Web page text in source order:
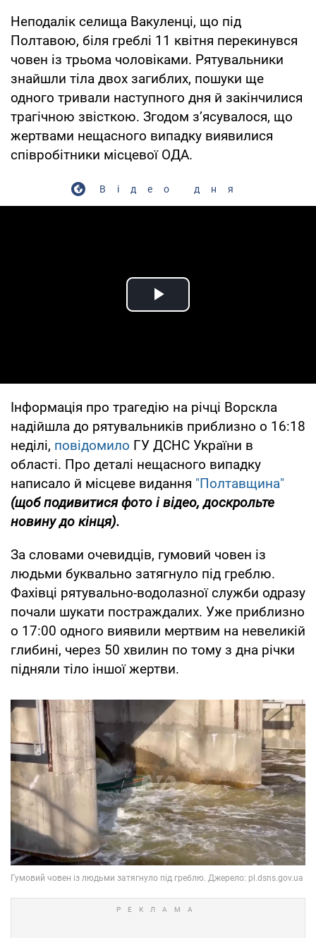
Неподалік селища Вакуленці, що під
Полтавою, біля греблі 11 квітня перекинувся
човен із трьома чоловіками. Рятувальники
знайшли тіла двох загиблих, пошуки ще
одного тривали наступного дня й закінчилися
трагічною звісткою. Згодом з’ясувалося, що
жертвами нещасного випадку виявилися
співробітники місцевої ОДА.
Відео дня
Play Video
Інформація про трагедію на річці Ворскла
надійшла до рятувальників приблизно о 16:18
неділі, повідомило ГУ ДСНС України в
області. Про деталі нещасного випадку
написало й місцеве видання "Полтавщина"
(щоб подивитися фото і відео, доскрольте
новину до кінця).
За словами очевидців, гумовий човен із
людьми буквально затягнуло під греблю.
Фахівці рятувально-водолазної служби одразу
почали шукати постраждалих. Уже приблизно
о 17:00 одного виявили мертвим на невеликій
глибині, через 50 хвилин по тому з дна річки
підняли тіло іншої жертви.